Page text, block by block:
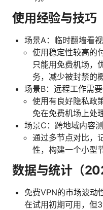
使用经验与技巧
场景A：临时翻墙看
使用稳定性较高的
只能用免费机场，
务，减少被封禁的
场景B：远程工作需
使用有良好隐私政
免在免费机场上处
场景C：跨地域内容
通过多节点对比，
性，构建一个小型
数据与统计（
免费VPN的市场波动
在试用初期可用，但